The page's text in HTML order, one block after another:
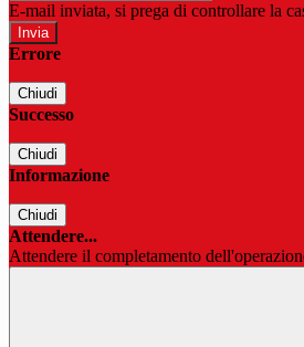
E-mail inviata, si prega di controllare la
Errore
Chiudi
Successo
Chiudi
Informazione
Chiudi
Attendere...
Attendere il completamento